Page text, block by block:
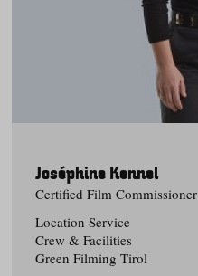
Joséphine Kennel
Certified Film Commissioner
Location Service
Crew & Facilities
Green Filming Tirol